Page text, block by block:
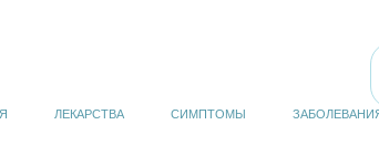
ЛЕКАРСТВА СИМПТОМЫ